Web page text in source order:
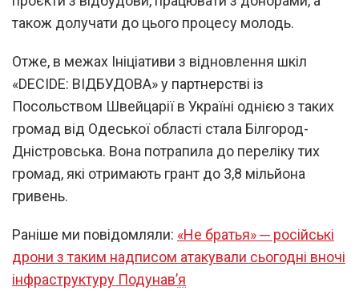
також долучати до цього процесу молодь.
Отже, в межах Ініціативи з відновлення шкіл
«DECIDE: ВІДБУДОВА» у партнерстві із
Посольством Швейцарії в Україні однією з таких
громад від Одеської області стала Білгород-
Дністровська. Вона потрапила до переліку тих
громад, які отримають грант до 3,8 мільйона
гривень.
Раніше ми повідомляли: «Не братья» ─ російські
дрони з таким надписом атакували сьогодні вночі
інфраструктуру Подунав’я